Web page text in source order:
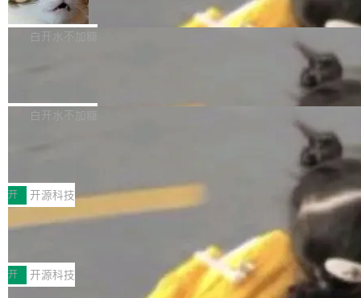
撑庞大支出的资金来源却呈现出截然不同的面
貌。数据显示，微软和 Meta 主要依托充沛的经
sh | bash 安装一个能在大项目里自动规划、写
代码、验证结果的 AI 终端工具。 据介绍，Muse
个主 agent 循环，外加一组后台 agent。这些后
准 AI 能力认知
机器出题的前提，是让机器拥有全局视野。整个
构建流程可以分为四个环节：建图 → 控制难度
白开水不加糖
库，并将作为transport接入Mooncake TENT。
MPComm将作为一种传输引擎接入Mooncake T
ENT，实现零拷贝传输性能提升30%、非零拷贝
传输性能最高提升5倍。UCL-MPComm底层基
于自研UCL-Engine通信引擎，后续腾讯网平将
持续开源更多基于UCL-Engine的高性能通信组
件。 腾讯网平团队在UCL-MPComm中实现了一
白开水不加糖
型案例入选名单》，深信服“面向企业研发场景的
开源 AI 编程平台 CoStrict 应用”凭借卓越的技术
创新与落地成效成功入选。 全链路私有化部署，
助力企业AI研发安全落地 当前，越来越多企业已
经开始引入 AI Coding 工具，通过调用公有云模
型或企业内部部署模型提升研发效率。但随着 AI
开 开源科技
深信服AI算力网关入选工信部人工智能
前不久，工业和信息化部正式发布《2025年人工
智能应用典型案例名单》，集中展示人工智能在
各领域的应用成果，覆盖技术底座、行业赋能、
开 开源科技